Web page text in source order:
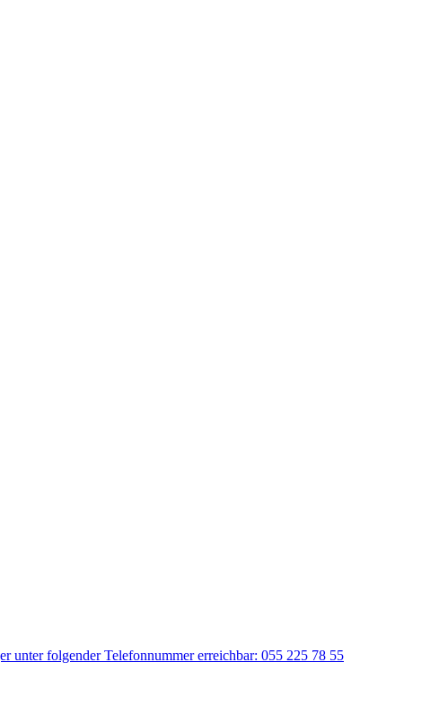
unter folgender Telefonnummer erreichbar: 055 225 78 55